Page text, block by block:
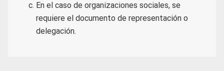
En el caso de organizaciones sociales, se
requiere el documento de representación o
delegación.